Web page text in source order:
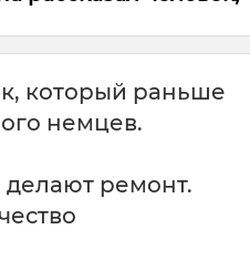
который раньше
немцев.
ремонт.